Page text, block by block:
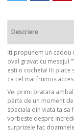
Descriere
Iti propunem un cadou
oval gravat cu mesajul
esti o cocheta! Iti place
ca cel mai frumos
Vei primi bratara
parte de un moment
speciala din viata ta sa
vorbeste despre
surprizele fac